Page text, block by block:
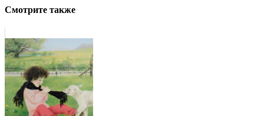
Смотрите также